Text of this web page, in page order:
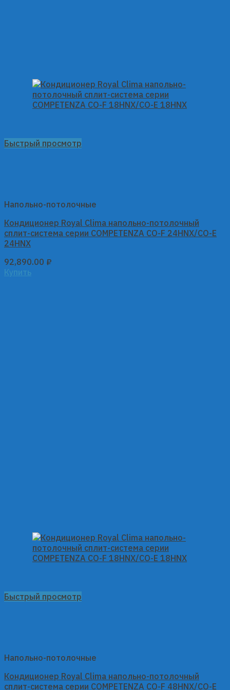
Быстрый просмотр
Напольно-потолочные
Кондиционер Royal Clima напольно-потолочный
сплит-система серии COMPETENZA CO-F 24HNX/CO-E
24HNX
92,890.00 ₽
Купить
Быстрый просмотр
Напольно-потолочные
Кондиционер Royal Clima напольно-потолочный
сплит-система серии COMPETENZA CO-F 48HNX/CO-E